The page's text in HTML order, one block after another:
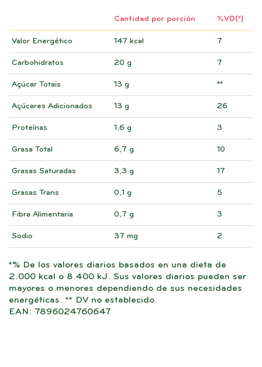
Cantidad por porción %VD(*)
Valor Energético 147 kcal 7
Carbohidratos 20 g 7
Açúcar Totais 13 g **
Açúcares Adicionados 13 g 26
Proteínas 1,6 g 3
Grasa Total 6,7 g 10
Grasas Saturadas 3,3 g 17
Grasas Trans 0,1 g 5
Fibra Alimentaria 0,7 g 3
Sodio 37 mg 2
*% De los valores diarios basados ​​en una dieta de
2.000 kcal o 8.400 kJ. Sus valores diarios pueden ser
mayores o menores dependiendo de sus necesidades
energéticas. ** DV no establecido.
EAN: 7896024760647